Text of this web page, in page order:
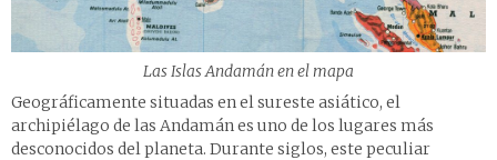
Las Islas Andamán en el mapa
Geográficamente situadas en el sureste asiático, el
archipiélago de las Andamán es uno de los lugares más
desconocidos del planeta. Durante siglos, este peculiar